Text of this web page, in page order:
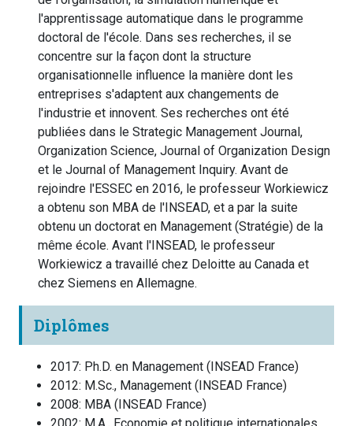
l'apprentissage automatique dans le programme
doctoral de l'école. Dans ses recherches, il se
concentre sur la façon dont la structure
organisationnelle influence la manière dont les
entreprises s'adaptent aux changements de
l'industrie et innovent. Ses recherches ont été
publiées dans le Strategic Management Journal,
Organization Science, Journal of Organization Design
et le Journal of Management Inquiry. Avant de
rejoindre l'ESSEC en 2016, le professeur Workiewicz
a obtenu son MBA de l'INSEAD, et a par la suite
obtenu un doctorat en Management (Stratégie) de la
même école. Avant l'INSEAD, le professeur
Workiewicz a travaillé chez Deloitte au Canada et
chez Siemens en Allemagne.
Diplômes
2017: Ph.D. en Management ( INSEAD France)
2012: M.Sc., Management ( INSEAD France)
2008: MBA ( INSEAD France)